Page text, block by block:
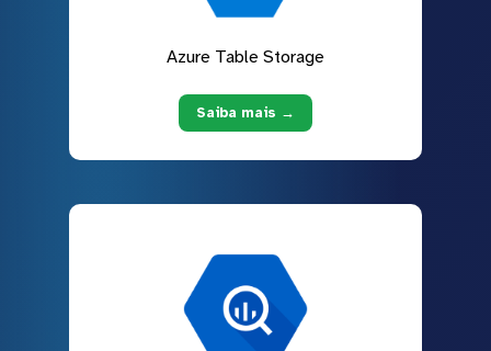
Azure Table Storage
Saiba mais →